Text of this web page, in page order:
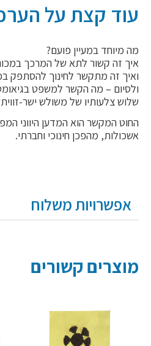
עוד קצת על
מה מיוחד במעיין פועם?
איך זה קשור לתא של המרכך
ואיך זה מתקשר לחינוך להסתפק
ולסיום – מה הקשר למשפט
שלוש צלעותיו של משולש ישר-
החוט המקשר הוא המדען היווני
אשכולות, מהפכן חינוכי וחברתי.
אפשרויות משלוח
מוצרים קשורים